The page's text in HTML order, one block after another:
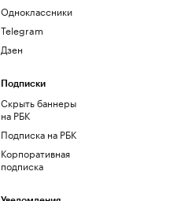
Одноклассники
Telegram
Дзен
Подписки
Скрыть баннеры
на РБК
Подписка на РБК
Корпоративная
подписка